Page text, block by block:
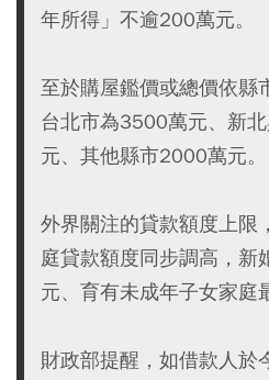
年所得」不逾200萬元。
至於購屋鑑價或總價依縣
台北市為3500萬元、新
元、其他縣市2000萬元。
外界關注的貸款額度上限
庭貸款額度同步調高，
元、育有未成年子女家庭
財政部提醒，如借款人於